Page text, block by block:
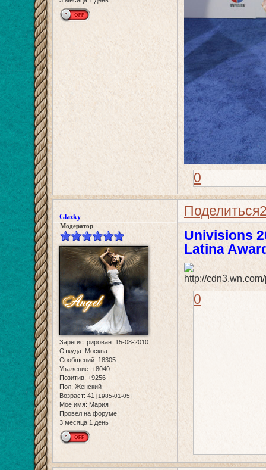
0
Поделиться
Glazky
Модератор
Зарегистрирован: 15-08-2010
Откуда: Москва
Сообщений: 18305
Уважение: +8040
Позитив: +9256
Пол: Женский
Возраст: 41 [1985-01-05]
Мое имя: Мария
Провел на форуме:
3 месяца 1 день
Univisions
Latina
0